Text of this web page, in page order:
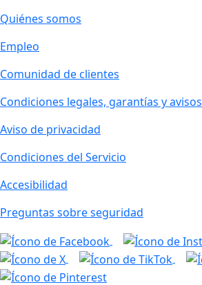
Quiénes somos
Empleo
Comunidad de clientes
Condiciones legales, garantías y avisos
Aviso de privacidad
Condiciones del Servicio
Accesibilidad
Preguntas sobre seguridad